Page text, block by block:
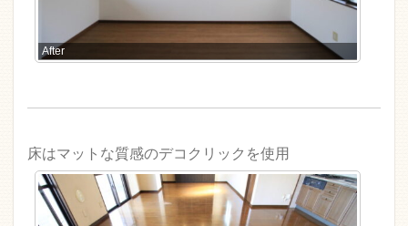
After
床はマットな質感のデコクリックを使用